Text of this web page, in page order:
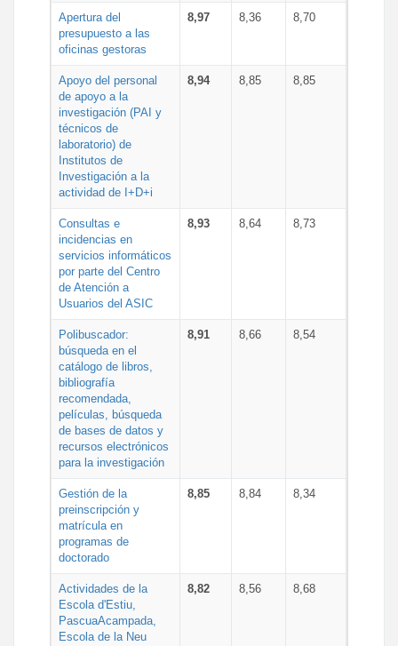
Apertura del
presupuesto a las
oficinas gestoras
8,97 8,36 8,70
Apoyo del personal
de apoyo a la
investigación (PAI y
técnicos de
laboratorio) de
Institutos de
Investigación a la
actividad de I+D+i
8,94 8,85 8,85
Consultas e
incidencias en
servicios informáticos
por parte del Centro
de Atención a
Usuarios del ASIC
8,93 8,64 8,73
Polibuscador:
búsqueda en el
catálogo de libros,
bibliografía
recomendada,
películas, búsqueda
de bases de datos y
recursos electrónicos
para la investigación
8,91 8,66 8,54
Gestión de la
preinscripción y
matrícula en
programas de
doctorado
8,85 8,84 8,34
Actividades de la
Escola d'Estiu,
PascuaAcampada,
Escola de la Neu
8,82 8,56 8,68